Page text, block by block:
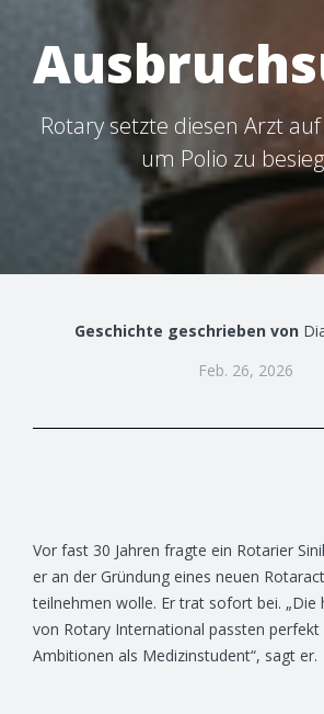
Rotary setzte diesen Arzt
um Polio zu
Geschichte geschrieben von
Feb. 26, 2026
Vor fast 30 Jahren fragte ein Rotarier
er an der Gründung eines neuen
teilnehmen wolle. Er trat sofort bei. „Die
von Rotary International passten perfekt
Ambitionen als Medizinstudent“, sagt er.